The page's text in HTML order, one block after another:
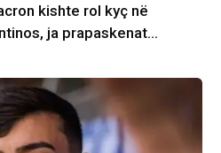
kishte rol kyç në
ja prapaskenat…